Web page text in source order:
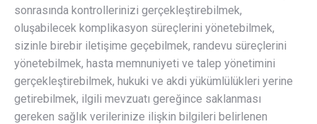
sonrasında kontrollerinizi gerçekleştirebilmek,
oluşabilecek komplikasyon süreçlerini yönetebilmek,
sizinle birebir iletişime geçebilmek, randevu süreçlerini
yönetebilmek, hasta memnuniyeti ve talep yönetimini
gerçekleştirebilmek, hukuki ve akdi yükümlülükleri yerine
getirebilmek, ilgili mevzuatı gereğince saklanması
gereken sağlık verilerinize ilişkin bilgileri belirlenen